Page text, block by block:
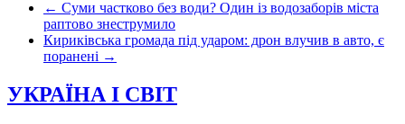
← Суми частково без води? Один із водозаборів міста
раптово знеструмило
Кириківська громада під ударом: дрон влучив в авто, є
поранені →
УКРАЇНА І СВІТ